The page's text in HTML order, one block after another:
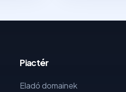
Piactér
Eladó domainek